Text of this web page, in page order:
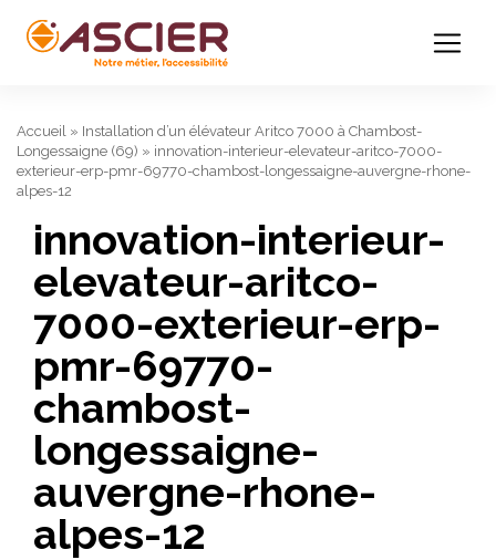
Accueil » Installation d’un élévateur Aritco 7000 à Chambost-
Longessaigne (69) » innovation-interieur-elevateur-aritco-7000-
exterieur-erp-pmr-69770-chambost-longessaigne-auvergne-rhone-
alpes-12
innovation-interieur-
elevateur-aritco-
7000-exterieur-erp-
pmr-69770-
chambost-
longessaigne-
auvergne-rhone-
alpes-12